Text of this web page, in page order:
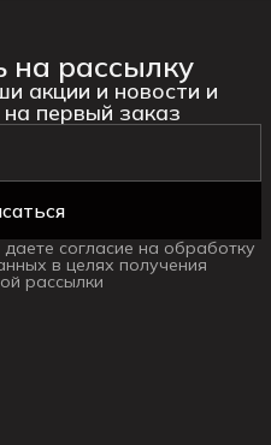
на рассылку
акции и новости и
первый заказ
согласие на обработку
в целях получения
рассылки